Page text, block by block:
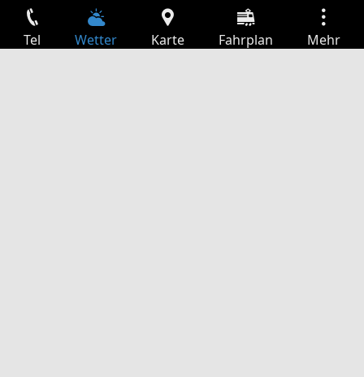
Tel Wetter Karte Fahrplan Mehr